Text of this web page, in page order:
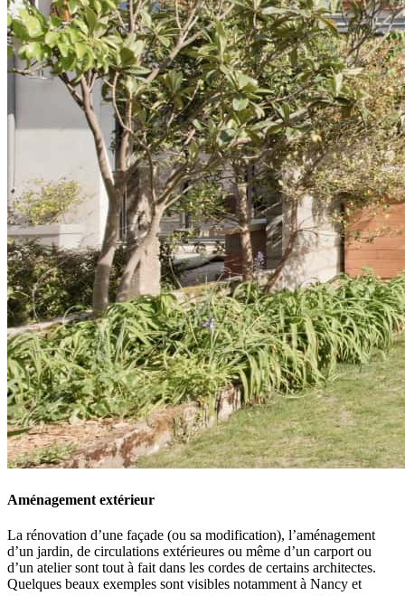
Aménagement extérieur
La rénovation d’une façade (ou sa modification), l’aménagement
d’un jardin, de circulations extérieures ou même d’un carport ou
d’un atelier sont tout à fait dans les cordes de certains architectes.
Quelques beaux exemples sont visibles notamment à Nancy et